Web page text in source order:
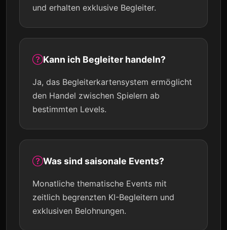
und erhalten exklusive Begleiter.
Kann ich Begleiter handeln?
Ja, das Begleiterkartensystem ermöglicht
den Handel zwischen Spielern ab
bestimmten Levels.
Was sind saisonale Events?
Monatliche thematische Events mit
zeitlich begrenzten KI-Begleitern und
exklusiven Belohnungen.